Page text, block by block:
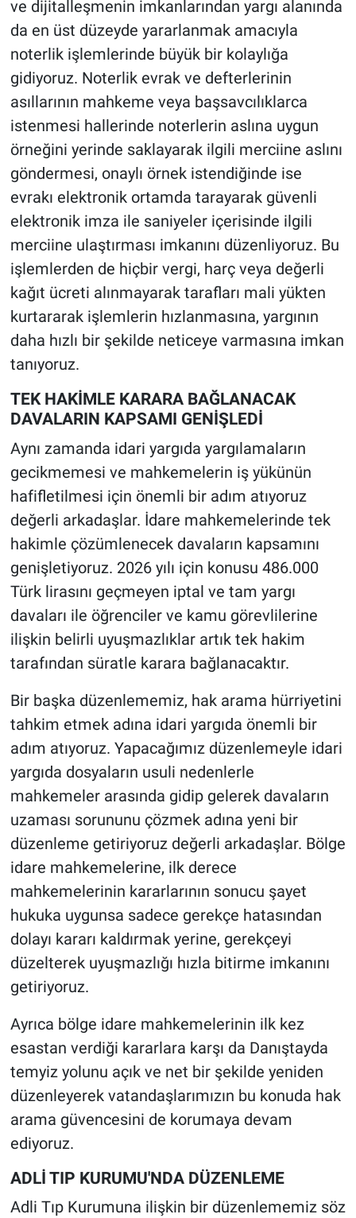
ve dijitalleşmenin imkanlarından yargı alanında
da en üst düzeyde yararlanmak amacıyla
noterlik işlemlerinde büyük bir kolaylığa
gidiyoruz. Noterlik evrak ve defterlerinin
asıllarının mahkeme veya başsavcılıklarca
istenmesi hallerinde noterlerin aslına uygun
örneğini yerinde saklayarak ilgili merciine aslını
göndermesi, onaylı örnek istendiğinde ise
evrakı elektronik ortamda tarayarak güvenli
elektronik imza ile saniyeler içerisinde ilgili
merciine ulaştırması imkanını düzenliyoruz. Bu
işlemlerden de hiçbir vergi, harç veya değerli
kağıt ücreti alınmayarak tarafları mali yükten
kurtararak işlemlerin hızlanmasına, yargının
daha hızlı bir şekilde neticeye varmasına imkan
tanıyoruz.
TEK HAKİMLE KARARA BAĞLANACAK
DAVALARIN KAPSAMI GENİŞLEDİ
Aynı zamanda idari yargıda yargılamaların
gecikmemesi ve mahkemelerin iş yükünün
hafifletilmesi için önemli bir adım atıyoruz
değerli arkadaşlar. İdare mahkemelerinde tek
hakimle çözümlenecek davaların kapsamını
genişletiyoruz. 2026 yılı için konusu 486.000
Türk lirasını geçmeyen iptal ve tam yargı
davaları ile öğrenciler ve kamu görevlilerine
ilişkin belirli uyuşmazlıklar artık tek hakim
tarafından süratle karara bağlanacaktır.
Bir başka düzenlememiz, hak arama hürriyetini
tahkim etmek adına idari yargıda önemli bir
adım atıyoruz. Yapacağımız düzenlemeyle idari
yargıda dosyaların usuli nedenlerle
mahkemeler arasında gidip gelerek davaların
uzaması sorununu çözmek adına yeni bir
düzenleme getiriyoruz değerli arkadaşlar. Bölge
idare mahkemelerine, ilk derece
mahkemelerinin kararlarının sonucu şayet
hukuka uygunsa sadece gerekçe hatasından
dolayı kararı kaldırmak yerine, gerekçeyi
düzelterek uyuşmazlığı hızla bitirme imkanını
getiriyoruz.
Ayrıca bölge idare mahkemelerinin ilk kez
esastan verdiği kararlara karşı da Danıştayda
temyiz yolunu açık ve net bir şekilde yeniden
düzenleyerek vatandaşlarımızın bu konuda hak
arama güvencesini de korumaya devam
ediyoruz.
ADLİ TIP KURUMU'NDA DÜZENLEME
Adli Tıp Kurumuna ilişkin bir düzenlememiz söz